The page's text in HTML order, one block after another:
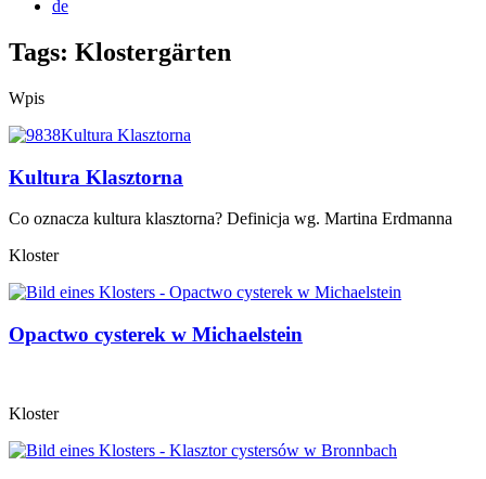
de
Tags: Klostergärten
Wpis
Kultura Klasztorna
Co oznacza kultura klasztorna? Definicja wg. Martina Erdmanna
Kloster
Opactwo cysterek w Michaelstein
Kloster